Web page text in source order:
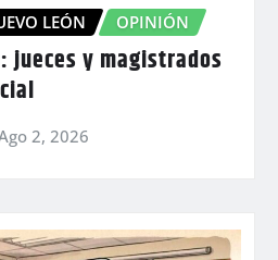
LEÓN OPINIÓN
jueces y magistrados
2, 2026